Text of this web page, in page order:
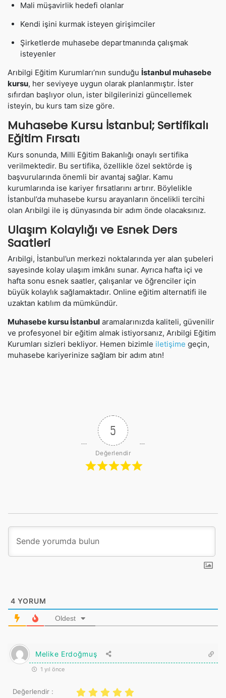
Mali müşavirlik hedefi olanlar
Kendi işini kurmak isteyen girişimciler
Şirketlerde muhasebe departmanında çalışmak
isteyenler
Arıbilgi Eğitim Kurumları’nın sunduğu İstanbul muhasebe
kursu, her seviyeye uygun olarak planlanmıştır. İster
sıfırdan başlıyor olun, ister bilgilerinizi güncellemek
isteyin, bu kurs tam size göre.
Muhasebe Kursu İstanbul; Sertifikalı
Eğitim Fırsatı
Kurs sonunda, Milli Eğitim Bakanlığı onaylı sertifika
verilmektedir. Bu sertifika, özellikle özel sektörde iş
başvurularında önemli bir avantaj sağlar. Kamu
kurumlarında ise kariyer fırsatlarını artırır. Böylelikle
İstanbul’da muhasebe kursu arayanların öncelikli tercihi
olan Arıbilgi ile iş dünyasında bir adım önde olacaksınız.
Ulaşım Kolaylığı ve Esnek Ders
Saatleri
Arıbilgi, İstanbul’un merkezi noktalarında yer alan şubeleri
sayesinde kolay ulaşım imkânı sunar. Ayrıca hafta içi ve
hafta sonu esnek saatler, çalışanlar ve öğrenciler için
büyük kolaylık sağlamaktadır. Online eğitim alternatifi ile
uzaktan katılım da mümkündür.
Muhasebe kursu İstanbul aramalarınızda kaliteli, güvenilir
ve profesyonel bir eğitim almak istiyorsanız, Arıbilgi Eğitim
Kurumları sizleri bekliyor. Hemen bizimle iletişime geçin,
muhasebe kariyerinize sağlam bir adım atın!
5
Değerlendir
4 YORUM
Oldest
Melike Erdoğmuş
1 yıl önce
Değerlendir :